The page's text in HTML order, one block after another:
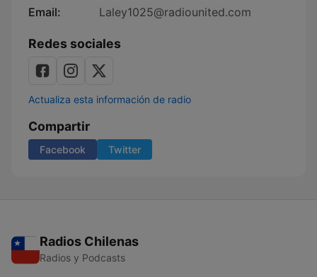
Email:
Laley1025@radiounited.com
Redes sociales
Actualiza esta información de radio
Compartir
Facebook Twitter
Radios Chilenas
Radios y Podcasts